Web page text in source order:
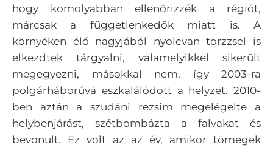
hogy komolyabban ellenőrizzék a régiót,
márcsak a függetlenkedők miatt is. A
környéken élő nagyjából nyolcvan törzzsel is
elkezdtek tárgyalni, valamelyikkel sikerült
megegyezni, másokkal nem, így 2003-ra
polgárháborúvá eszkalálódott a helyzet. 2010-
ben aztán a szudáni rezsim megelégelte a
helybenjárást, szétbombázta a falvakat és
bevonult. Ez volt az az év, amikor tömegek